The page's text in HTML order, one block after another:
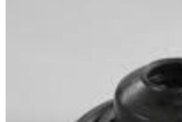
nella
pagina
del
prodotto